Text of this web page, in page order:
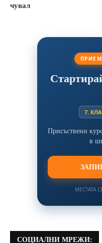
чувал
7.
Присъствени
в
МЕСТАТА
СОЦИАЛНИ МРЕЖИ: